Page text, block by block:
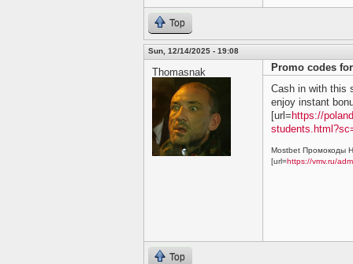
Top
Sun, 12/14/2025 - 19:08
Thomasnak
Promo codes
Cash in with this
enjoy instant
[url= https://
Mostbet Промокоды
[url=https://vmv.ru/
Top